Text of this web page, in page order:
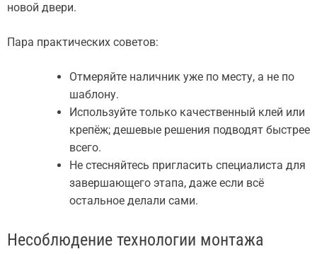
новой двери.
Пара практических советов:
Отмеряйте наличник уже по месту, а не по
шаблону.
Используйте только качественный клей или
крепёж; дешевые решения подводят быстрее
всего.
Не стесняйтесь пригласить специалиста для
завершающего этапа, даже если всё
остальное делали сами.
Несоблюдение технологии монтажа